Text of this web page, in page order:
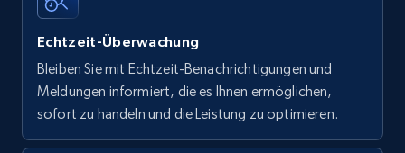
Echtzeit-Überwachung
Bleiben Sie mit Echtzeit-Benachrichtigungen und
Meldungen informiert, die es Ihnen ermöglichen,
sofort zu handeln und die Leistung zu optimieren.